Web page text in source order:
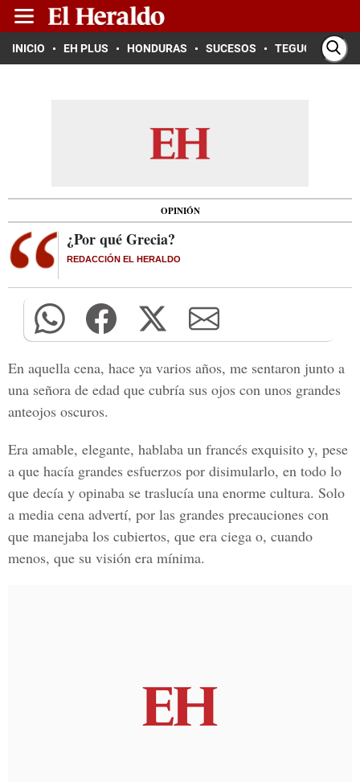
INICIO EH PLUS HONDURAS SUCESOS TEGUCIGALPA
OPINIÓN
¿Por qué Grecia?
REDACCIÓN EL HERALDO
En aquella cena, hace ya varios años, me sentaron junto a
una señora de edad que cubría sus ojos con unos grandes
anteojos oscuros.
Era amable, elegante, hablaba un francés exquisito y, pese
a que hacía grandes esfuerzos por disimularlo, en todo lo
que decía y opinaba se traslucía una enorme cultura. Solo
a media cena advertí, por las grandes precauciones con
que manejaba los cubiertos, que era ciega o, cuando
menos, que su visión era mínima.